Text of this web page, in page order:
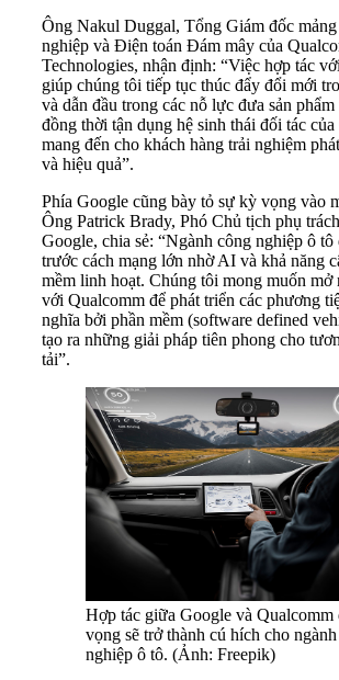
Ông Nakul Duggal, Tổng Giám đốc
nghiệp và Điện toán Đám mây của
Technologies, nhận định: “Việc hợp tác
giúp chúng tôi tiếp tục thúc đẩy đổi mới
và dẫn đầu trong các nỗ lực đưa sản
đồng thời tận dụng hệ sinh thái đối tác
mang đến cho khách hàng trải nghiệm
và hiệu quả”.
Phía Google cũng bày tỏ sự kỳ vọng vào
Ông Patrick Brady, Phó Chủ tịch phụ
Google, chia sẻ: “Ngành công nghiệp ô tô
trước cách mạng lớn nhờ AI và khả năng
mềm linh hoạt. Chúng tôi mong muốn mở
với Qualcomm để phát triển các phương
nghĩa bởi phần mềm (software defined
tạo ra những giải pháp tiên phong cho
tải”.
Hợp tác giữa Google và Qualcomm
vọng sẽ trở thành cú hích cho
nghiệp ô tô. (Ảnh: Freepik)